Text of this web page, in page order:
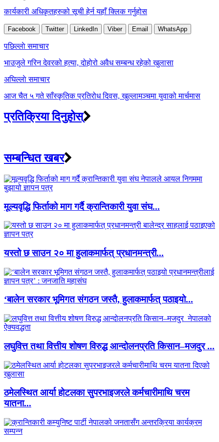
कार्यकारी अधिकृतहरुको सूची हेर्न यहाँ क्लिक गर्नुहोस
Facebook Twitter LinkedIn Viber Email WhatsApp
Post
navigation
पछिल्लाे समाचार
भाउजुले गरिन देवरको हत्या, दोहोरो अवैध सम्बन्ध रहेको खुलासा
अघिल्लाे समाचार
आज चैत ५ गते साँस्कृतिक प्रतिरोध दिवस, खुल्लामञ्चमा युवाको मार्चमास
प्रतिक्रिया दिनुहोस्
सम्बन्धित खबर
मूल्यवृद्धि फिर्ताको माग गर्दै क्रान्तिकारी युवा संघ...
यस्तो छ साउन २० मा हुलाकमार्फत् प्रधानमन्त्री...
‘बालेन सरकार भूमिगत संगठन जस्तै, हुलाकमार्फत् पठाइयो...
लघुवित्त तथा वित्तीय शोषण विरुद्ध आन्दोलनप्रति किसान–मजदुर ...
ठमेलस्थित आर्या होटलका सुपरभाइजरले कर्मचारीमाथि चरम
यातना...